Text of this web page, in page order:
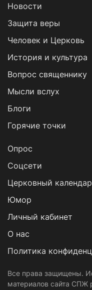
Новости
Защита веры
Человек и Церковь
История и культура
Вопрос священнику
Мысли вслух
Блоги
Горячие точки
Опрос
Cоцсети
Церковный
Юмор
Личный кабинет
О нас
Политика
Все права защищены.
материалов сайта СПЖ